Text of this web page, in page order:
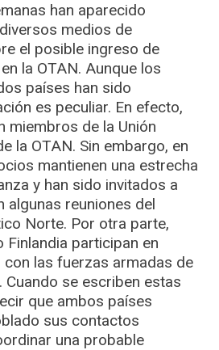
han aparecido
medios de
el posible ingreso de
la OTAN. Aunque los
países han sido
es peculiar. En efecto,
miembros de la Unión
la OTAN. Sin embargo, en
mantienen una estrecha
y han sido invitados a
algunas reuniones del
Norte. Por otra parte,
Finlandia participan en
las fuerzas armadas de
Cuando se escriben estas
que ambos países
sus contactos
una probable